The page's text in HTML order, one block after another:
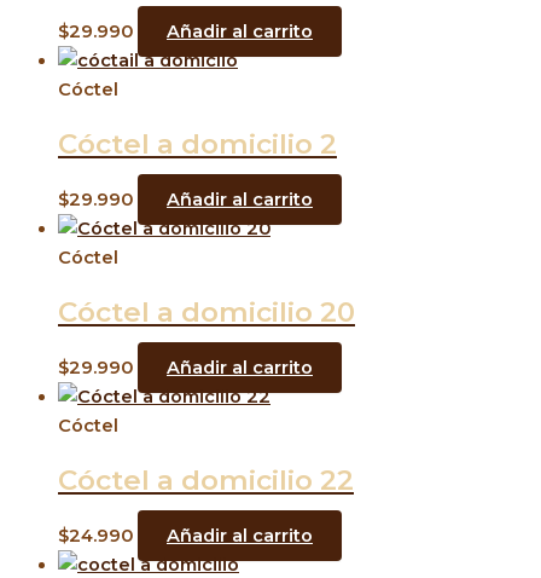
$29.990 Añadir al carrito
Cóctel
Cóctel a domicilio 2
$29.990 Añadir al carrito
Cóctel
Cóctel a domicilio 20
$29.990 Añadir al carrito
Cóctel
Cóctel a domicilio 22
$24.990 Añadir al carrito